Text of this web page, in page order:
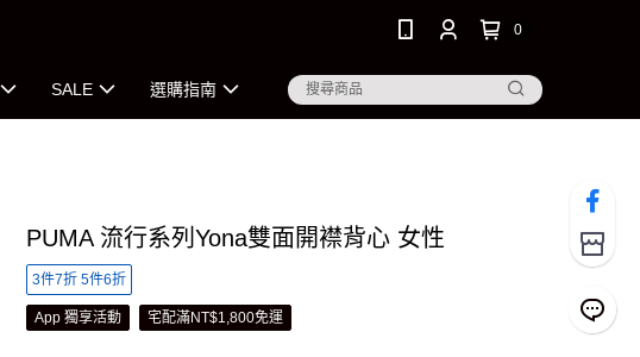
0
SALE 選購指南
PUMA 流行系列Yona雙面開襟背心 女性
3件7折 5件6折
App 獨享活動 宅配滿NT$1,800免運